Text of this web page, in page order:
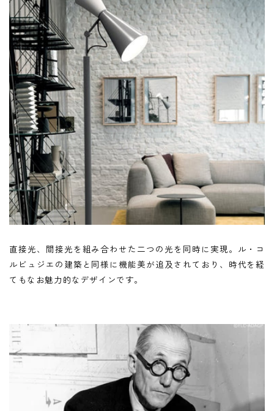
直接光、間接光を組み合わせた二つの光を同時に実現。ル・コ
ルビュジエの建築と同様に機能美が追及されており、時代を経
てもなお魅力的なデザインです。